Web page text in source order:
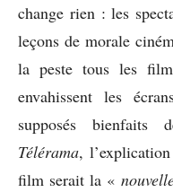
change rien : les
leçons de morale
la peste tous les
envahissent les
supposés bienfaits
Télérama,
film serait la «